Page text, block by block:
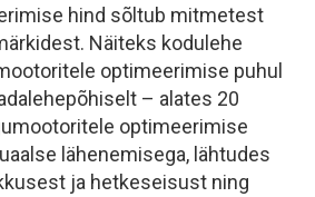
hind sõltub mitmetest
Näiteks kodulehe
optimeerimise puhul
– alates 20
optimeerimise
lähenemisega, lähtudes
ja hetkeseisust ning